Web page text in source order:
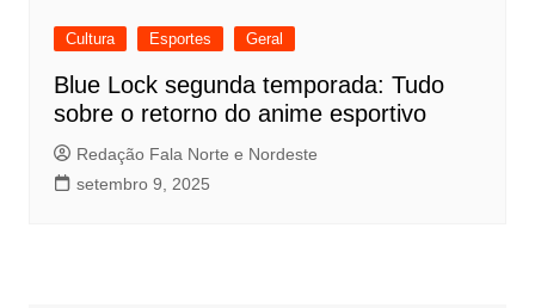
Cultura Esportes Geral
Blue Lock segunda temporada: Tudo
sobre o retorno do anime esportivo
Redação Fala Norte e Nordeste
setembro 9, 2025